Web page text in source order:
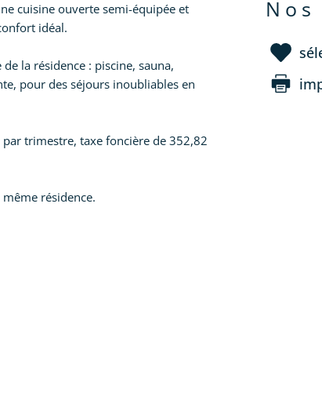
cuisine ouverte semi-équipée et
idéal.
la résidence : piscine, sauna,
pour des séjours inoubliables en
trimestre, taxe foncière de 352,82
résidence.